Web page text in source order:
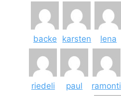
backe karsten lena
riedeli paul ramonti